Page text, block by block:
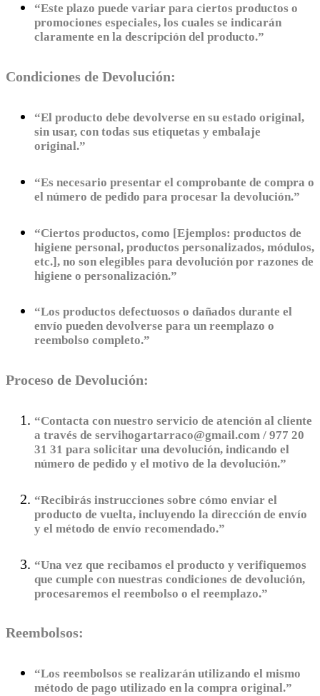
“Este plazo puede variar para ciertos productos o
promociones especiales, los cuales se indicarán
claramente en la descripción del producto.”
Condiciones de Devolución:
“El producto debe devolverse en su estado original,
sin usar, con todas sus etiquetas y embalaje
original.”
“Es necesario presentar el comprobante de compra o
el número de pedido para procesar la devolución.”
“Ciertos productos, como [Ejemplos: productos de
higiene personal, productos personalizados, módulos,
etc.], no son elegibles para devolución por razones de
higiene o personalización.”
“Los productos defectuosos o dañados durante el
envío pueden devolverse para un reemplazo o
reembolso completo.”
Proceso de Devolución:
“Contacta con nuestro servicio de atención al cliente
a través de servihogartarraco@gmail.com / 977 20
31 31 para solicitar una devolución, indicando el
número de pedido y el motivo de la devolución.”
“Recibirás instrucciones sobre cómo enviar el
producto de vuelta, incluyendo la dirección de envío
y el método de envío recomendado.”
“Una vez que recibamos el producto y verifiquemos
que cumple con nuestras condiciones de devolución,
procesaremos el reembolso o el reemplazo.”
Reembolsos:
“Los reembolsos se realizarán utilizando el mismo
método de pago utilizado en la compra original.”